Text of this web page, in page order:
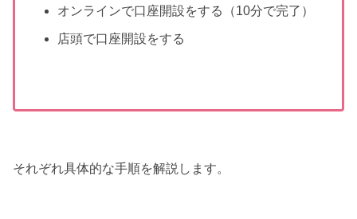
オンラインで口座開設をする（10分で完了）
店頭で口座開設をする
それぞれ具体的な手順を解説します。